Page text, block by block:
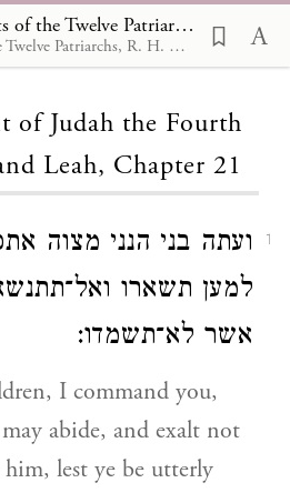
The Testaments of the Twelve Patriarchs, The Testament of Judah the Fourth Son of Jacob and Leah 21
Testaments of the Twelve Patriarchs, R. H. Charles,1908
Loading...
of Judah the Fourth
Leah, Chapter 21
1
ועתה בני הנני מצוה
למען תשארו
אשר לא־תשמדו:
I command you,
abide, and exalt not
him, lest ye be utterly